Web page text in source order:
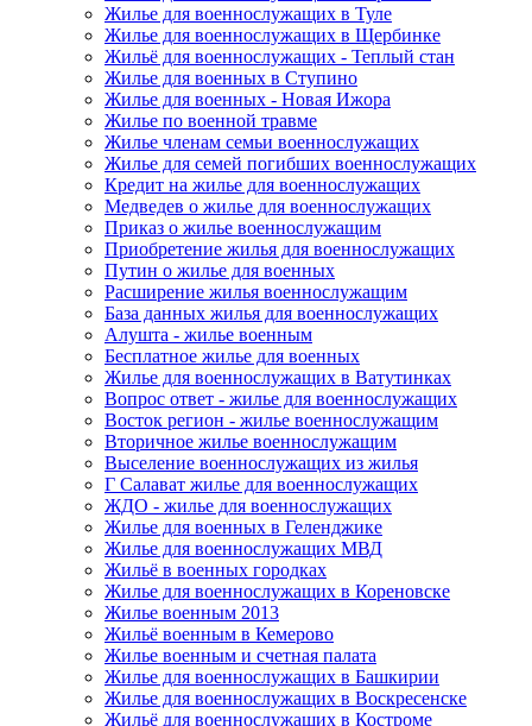
Жилье для военнослужащих в Туле
Жилье для военнослужащих в Щербинке
Жильё для военнослужащих - Теплый стан
Жилье для военных в Ступино
Жилье для военных - Новая Ижора
Жилье по военной травме
Жилье членам семьи военнослужащих
Жилье для семей погибших военнослужащих
Кредит на жилье для военнослужащих
Медведев о жилье для военнослужащих
Приказ о жилье военнослужащим
Приобретение жилья для военнослужащих
Путин о жилье для военных
Расширение жилья военнослужащим
База данных жилья для военнослужащих
Алушта - жилье военным
Бесплатное жилье для военных
Жилье для военнослужащих в Ватутинках
Вопрос ответ - жилье для военнослужащих
Восток регион - жилье военнослужащим
Вторичное жилье военнослужащим
Выселение военнослужащих из жилья
Г Салават жилье для военнослужащих
ЖДО - жилье для военнослужащих
Жилье для военных в Геленджике
Жилье для военнослужащих МВД
Жильё в военных городках
Жилье для военнослужащих в Кореновске
Жилье военным 2013
Жильё военным в Кемерово
Жилье военным и счетная палата
Жилье для военнослужащих в Башкирии
Жилье для военнослужащих в Воскресенске
Жильё для военнослужащих в Костроме